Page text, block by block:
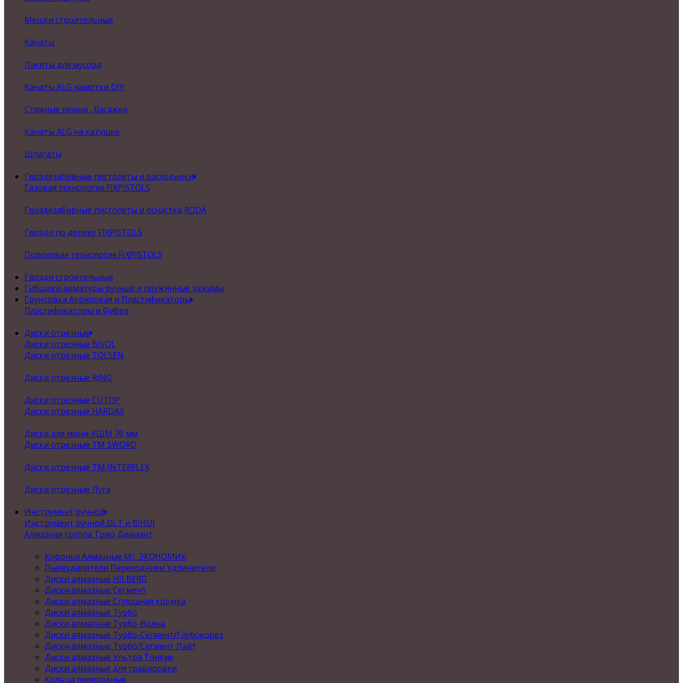
Мешки строительные
Канаты
Пакеты для мусора
Канаты ALG намотки DIY
Стяжные ремни , Багажки
Канаты ALG на катушке
Шпагаты
Гвоздезабивные пистолеты и расходники
Газовая технология FIXPISTOLS
Гвоздезабивные пистолеты и оснастка RODA
Гвозди по дереву FIXPISTOLS
Пороховая технология FIXPISTOLS
Гвозди строительные
Гибщики арматуры ручные и пружинные зажимы
Грунтовка Акриловая и Пластификаторы
Пластификаторы и Фибра
Диски отрезные
Диски отрезные BIVOL
Диски отрезные TOLSEN
Диски отрезные RING
Диски отрезные CUTOP
Диски отрезные HARDAX
Диски для мини-УШМ 76 мм
Диски отрезные ТМ SWORD
Диски отрезные ТМ INTERFLEX
Диски отрезные Луга
Инструмент ручной
Инструмент ручной DLT и BIHUI
Алмазная группа Трио Диамант
Коронки Алмазные Mr. ЭКОНОМИК
Пылеудалители Переходники Удлинители
Диски алмазные HILBERG
Диски алмазные Сегмент
Диски алмазные Сплошная кромка
Диски алмазные Турбо
Диски алмазные Турбо-Волна
Диски алмазные Турбо-Сегмент/Глубокорез
Диски алмазные Турбо/Сегмент Лайт
Диски алмазные Ультра Тонкие
Диски алмазные для гравировки
Кольца переходные